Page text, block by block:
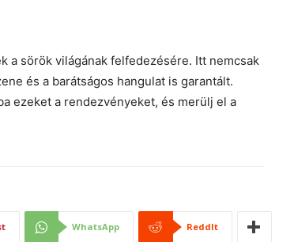
a sörök világának felfedezésére. Itt nemcsak
és a barátságos hangulat is garantált.
ezeket a rendezvényeket, és merülj el a
WhatsApp ReddIt